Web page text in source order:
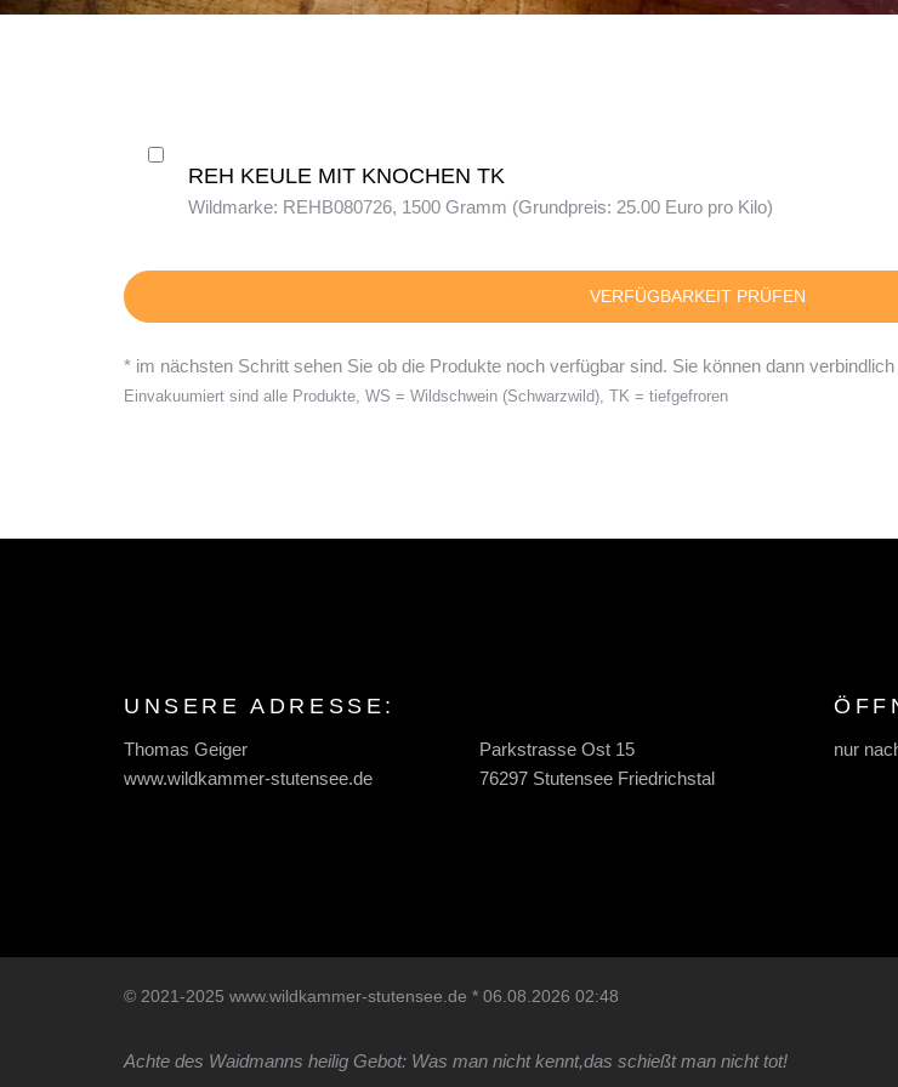
REH KEULE MIT KNOCHEN TK
Wildmarke: REHB080726, 1500 Gramm (Grundpreis: 25.00 Euro pro Kilo)
* im nächsten Schritt sehen Sie ob die Produkte noch verfügbar sind. Sie können dann
Einvakuumiert sind alle Produkte, WS = Wildschwein (Schwarzwild), TK = tiefgefroren
UNSERE ADRESSE:
Thomas Geiger
www.wildkammer-stutensee.de
Parkstrasse Ost 15
76297 Stutensee Friedrichstal
nur
© 2021-2025 www.wildkammer-stutensee.de * 06.08.2026 02:48
Achte des Waidmanns heilig Gebot: Was man nicht kennt,das schießt man nicht tot!